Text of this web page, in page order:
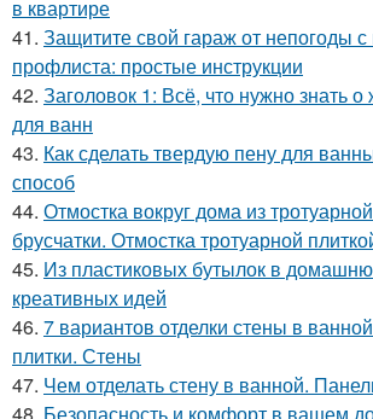
в квартире
41. Защитите свой гараж от непогоды
профлиста: простые инструкции
42. Заголовок 1: Всё, что нужно знать
для ванн
43. Как сделать твердую пену для
способ
44. Отмостка вокруг дома из
брусчатки. Отмостка тротуарной
45. Из пластиковых бутылок в
креативных идей
46. 7 вариантов отделки стены в
плитки. Стены
47. Чем отделать стену в ванной.
48. Безопасность и комфорт в вашем